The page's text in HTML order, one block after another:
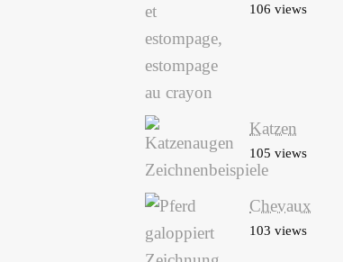
106 views
Katzen
105 views
Chevaux
103 views